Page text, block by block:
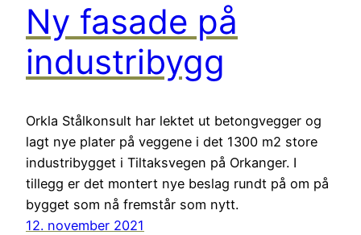
Ny fasade på
industribygg
Orkla Stålkonsult har lektet ut betongvegger og
lagt nye plater på veggene i det 1300 m2 store
industribygget i Tiltaksvegen på Orkanger. I
tillegg er det montert nye beslag rundt på om på
bygget som nå fremstår som nytt.
12. november 2021